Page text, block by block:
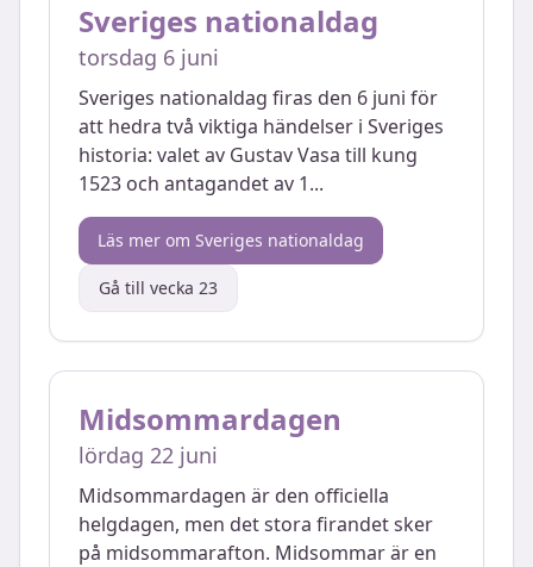
Sveriges nationaldag
torsdag 6 juni
Sveriges nationaldag firas den 6 juni för
att hedra två viktiga händelser i Sveriges
historia: valet av Gustav Vasa till kung
1523 och antagandet av 1...
Läs mer om Sveriges nationaldag
Gå till vecka 23
Midsommardagen
lördag 22 juni
Midsommardagen är den officiella
helgdagen, men det stora firandet sker
på midsommarafton. Midsommar är en